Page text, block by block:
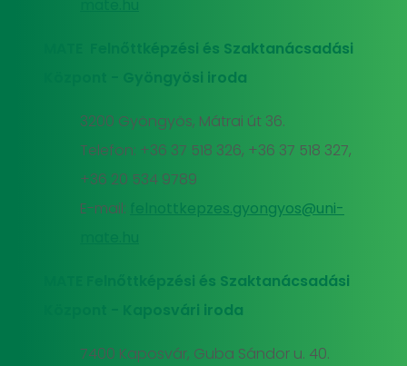
MATE Felnőttképzési és Szaktanácsadási
Központ - Gyöngyösi iroda
3200 Gyöngyös, Mátrai út 36.
Telefon: +36 37 518 326, +36 37 518 327,
+36 20 534 9789
E-mail:
felnottkepzes.gyongyos@uni-
MATE Felnőttképzési és Szaktanácsadási
Központ - Kaposvári iroda
7400 Kaposvár, Guba Sándor u. 40.